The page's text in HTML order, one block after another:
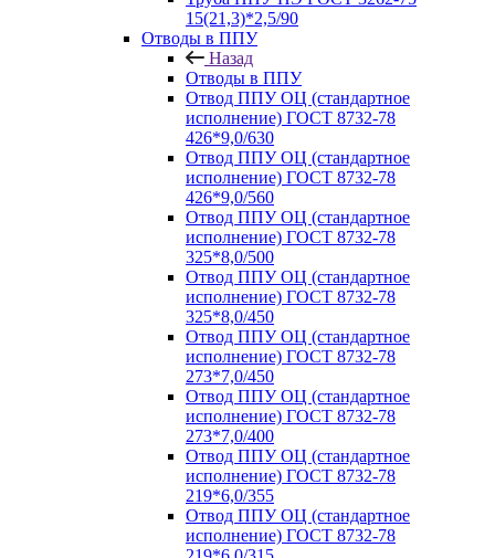
15(21,3)*2,5/90
Отводы в ППУ
Назад
Отводы в ППУ
Отвод ППУ ОЦ (стандартное
исполнение) ГОСТ 8732-78
426*9,0/630
Отвод ППУ ОЦ (стандартное
исполнение) ГОСТ 8732-78
426*9,0/560
Отвод ППУ ОЦ (стандартное
исполнение) ГОСТ 8732-78
325*8,0/500
Отвод ППУ ОЦ (стандартное
исполнение) ГОСТ 8732-78
325*8,0/450
Отвод ППУ ОЦ (стандартное
исполнение) ГОСТ 8732-78
273*7,0/450
Отвод ППУ ОЦ (стандартное
исполнение) ГОСТ 8732-78
273*7,0/400
Отвод ППУ ОЦ (стандартное
исполнение) ГОСТ 8732-78
219*6,0/355
Отвод ППУ ОЦ (стандартное
исполнение) ГОСТ 8732-78